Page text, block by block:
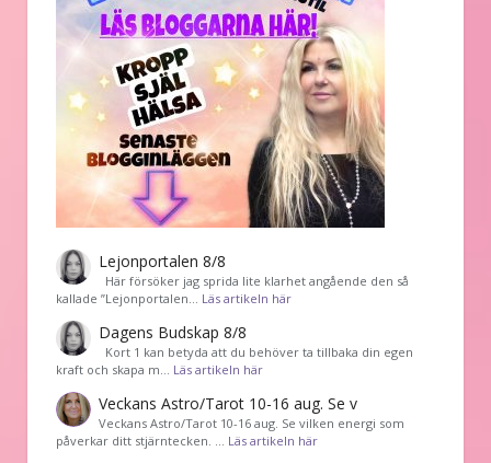
Lejonportalen 8/8
Här försöker jag sprida lite klarhet angående den så
kallade ”Lejonportalen… Läs artikeln här
Dagens Budskap 8/8
Kort 1 kan betyda att du behöver ta tillbaka din egen
kraft och skapa m… Läs artikeln här
Veckans Astro/Tarot 10-16 aug. Se v
Veckans Astro/Tarot 10-16 aug. Se vilken energi som
påverkar ditt stjärntecken. … Läs artikeln här